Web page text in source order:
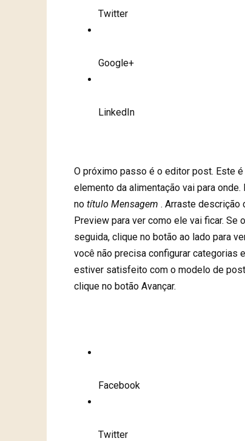
Twitter
Google+
LinkedIn
O próximo passo é o editor post. Este
elemento da alimentação vai para
no título Mensagem . Arraste descrição
Preview para ver como ele vai ficar.
seguida, clique no botão ao lado para
você não precisa configurar categorias
estiver satisfeito com o modelo de
clique no botão Avançar.
Facebook
Twitter